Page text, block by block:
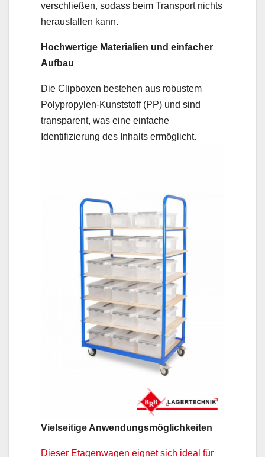
verschließen, sodass beim Transport nichts
herausfallen kann.
Hochwertige Materialien und einfacher
Aufbau
Die Clipboxen bestehen aus robustem
Polypropylen-Kunststoff (PP) und sind
transparent, was eine einfache
Identifizierung des Inhalts ermöglicht.
Vielseitige Anwendungsmöglichkeiten
Dieser Etagenwagen eignet sich ideal für